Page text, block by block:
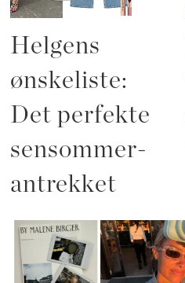
Helgens
ønskeliste:
Det perfekte
sensommer-
antrekket